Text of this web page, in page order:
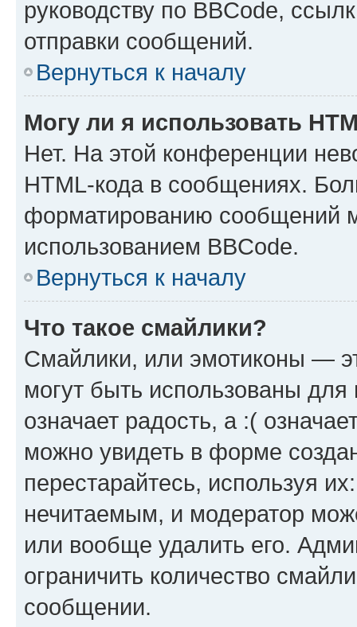
руководству по BBCode,
отправки сообщений.
Вернуться к началу
Могу ли я использовать
Нет. На этой конференции
HTML-кода в сообщениях.
форматированию сообщений
использованием BBCode.
Вернуться к началу
Что такое смайлики?
Смайлики, или эмотиконы —
могут быть использованы
означает радость, а :(
можно увидеть в форме
перестарайтесь, используя
нечитаемым, и модератор
или вообще удалить его.
ограничить количество
сообщении.